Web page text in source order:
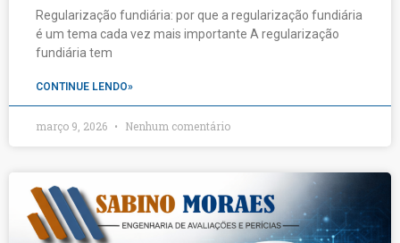
Regularização fundiária: por que a regularização fundiária
é um tema cada vez mais importante A regularização
fundiária tem
CONTINUE LENDO»
março 9, 2026 Nenhum comentário